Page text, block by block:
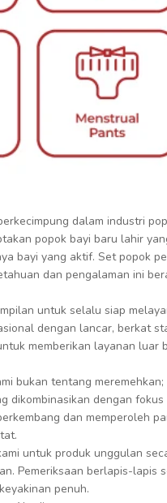
dalam industri
popok bayi baru lahir
bayi yang aktif. Set popok
dan pengalaman ini
untuk selalu siap
dengan lancar, berkat
memberikan layanan
bukan tentang
dikombinasikan dengan
dan memperoleh
untuk produk unggulan
Pemeriksaan berlapis-
penuh.